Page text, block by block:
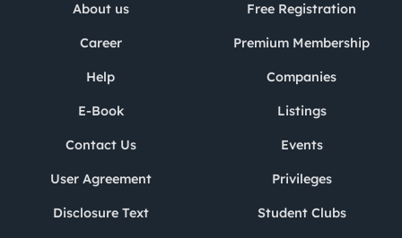
About us
Career
Help
E-Book
Contact Us
User Agreement
Disclosure Text
Free Registration
Premium Membership
Companies
Listings
Events
Privileges
Student Clubs